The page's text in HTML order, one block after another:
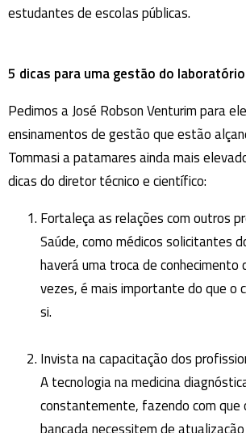
estudantes de escolas públicas.
5 dicas para uma gestão do
Pedimos a José Robson Venturim para
ensinamentos de gestão que estão
Tommasi a patamares ainda mais
dicas do diretor técnico e científico:
Fortaleça as relações com outros
Saúde, como médicos solicitantes
haverá uma troca de conhecimento
vezes, é mais importante do que o
si.
Invista na capacitação dos
A tecnologia na medicina
constantemente, fazendo com que